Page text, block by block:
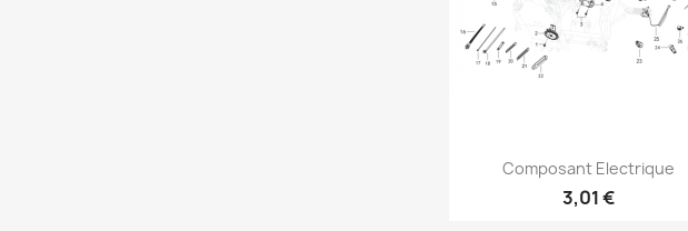
Aperçu rapide
Composant Electrique
3,01 €